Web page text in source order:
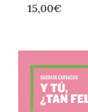
15,00€